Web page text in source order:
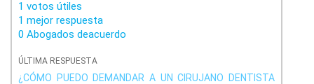
1 votos útiles
1 mejor respuesta
0 Abogados deacuerdo
ÚLTIMA RESPUESTA
¿CÓMO PUEDO DEMANDAR A UN CIRUJANO DENTISTA